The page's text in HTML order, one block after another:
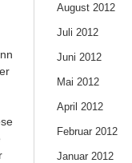
August 2012
Juli 2012
Juni 2012
Mai 2012
April 2012
Februar 2012
Januar 2012